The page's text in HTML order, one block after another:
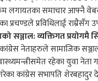
लगायतका समाचार आफ्नै
प्रचण्डले प्रविधिलाई
सञ्जाल: व्यक्तिगत प्रयोगमै
नेताहरुले सामाजिक
रहेका युवा नेता
कांग्रेस सभापति